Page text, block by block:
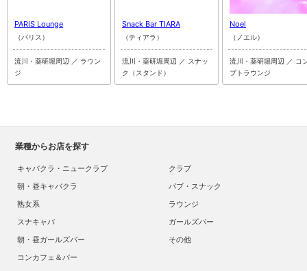
PARIS Lounge
（パリス）
流川・薬研堀周辺 ／ ラウン
ジ
Snack Bar TIARA
（ティアラ）
流川・薬研堀周辺 ／ スナッ
ク（スタンド）
Noel
（ノエル）
流川・薬研堀周辺 ／ コ
プトラウンジ
業種からお店を探す
キャバクラ・ニュークラブ
クラブ
朝・昼キャバクラ
パブ・スナック
熟女系
ラウンジ
スナキャバ
ガールズバー
朝・昼ガールズバー
その他
コンカフェ＆バー